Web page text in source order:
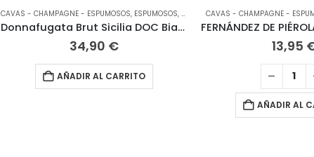
CAVAS - CHAMPAGNE - ESPUMOSOS, ESPUMOSOS, IDEAS PARA REGALO,SIN CATEGORÍA
Donnafugata Brut Sicilia DOC Bianco Metodo Classico
34,90 €
AÑADIR AL CARRITO
CAVAS - CHAMPAGNE -
13,95
AÑADIR AL